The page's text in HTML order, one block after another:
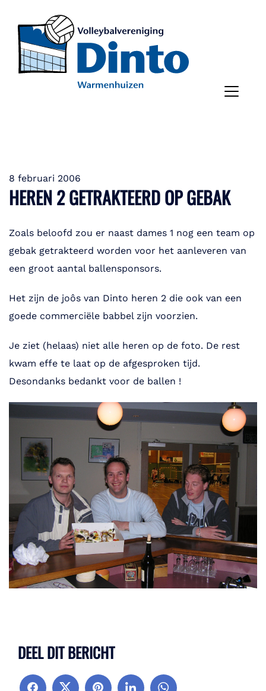
8 februari 2006
HEREN 2 GETRAKTEERD OP GEBAK
Zoals beloofd zou er naast dames 1 nog een team op
gebak getrakteerd worden voor het aanleveren van
een groot aantal ballensponsors.
Het zijn de joôs van Dinto heren 2 die ook van een
goede commerciële babbel zijn voorzien.
Je ziet (helaas) niet alle heren op de foto. De rest
kwam effe te laat op de afgesproken tijd.
Desondanks bedankt voor de ballen !
DEEL DIT BERICHT